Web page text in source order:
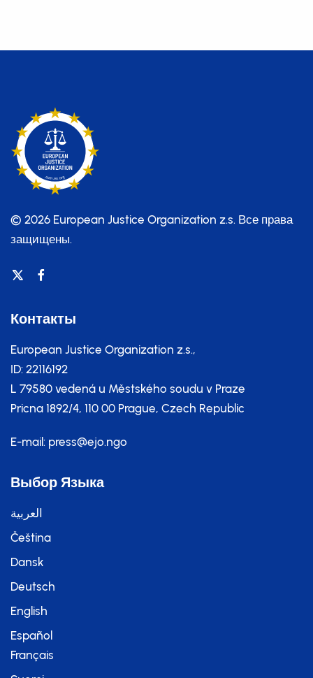
© 2026 European Justice Organization z.s. Все права
защищены.
Контакты
European Justice Organization z.s.,
ID: 22116192
L 79580 vedená u Městského soudu v Praze
Pricna 1892/4, 110 00 Prague, Czech Republic
E-mail: press@ejo.ngo
Выбор Языка
العربية
Čeština
Dansk
Deutsch
English
Español
Français